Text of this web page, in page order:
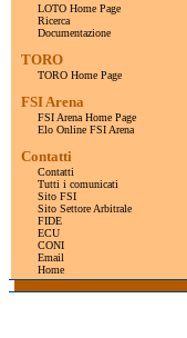
LOTO Home Page
Ricerca
Documentazione
TORO
TORO Home Page
FSI Arena
FSI Arena Home Page
Elo Online FSI Arena
Contatti
Contatti
Tutti i comunicati
Sito FSI
Sito Settore Arbitrale
FIDE
ECU
CONI
Email
Home